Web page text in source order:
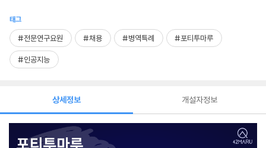
태그
#전문연구요원 #채용 #병역특례 #포티투마루
#인공지능
상세정보 개설자정보